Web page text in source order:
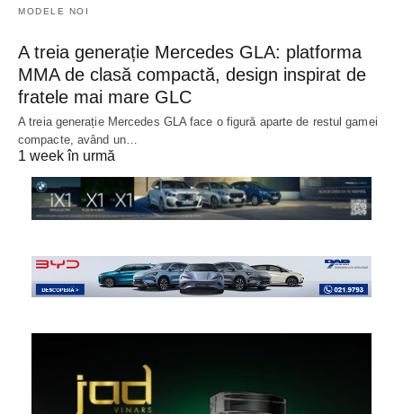
MODELE NOI
A treia generație Mercedes GLA: platforma
MMA de clasă compactă, design inspirat de
fratele mai mare GLC
A treia generație Mercedes GLA face o figură aparte de restul gamei
compacte, având un…
1 week în urmă